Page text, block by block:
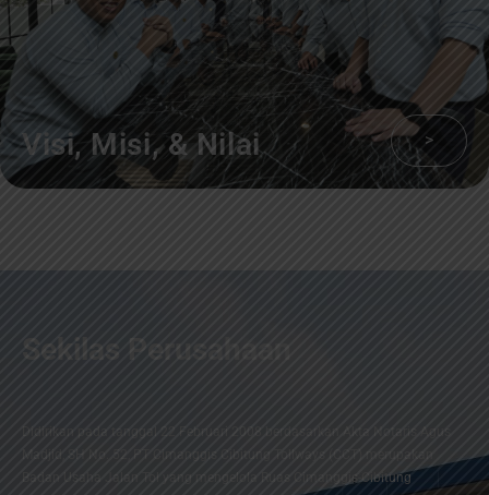
Visi, Misi, & Nilai >
Sekilas Perusahaan
Didirikan pada tanggal 22 Februari 2008 berdasarkan Akta Notaris Agus
Madjid, SH No. 52, PT Cimanggis Cibitung Tollways (CCT) merupakan
Badan Usaha Jalan Tol yang mengelola Ruas Cimanggis-Cibitung